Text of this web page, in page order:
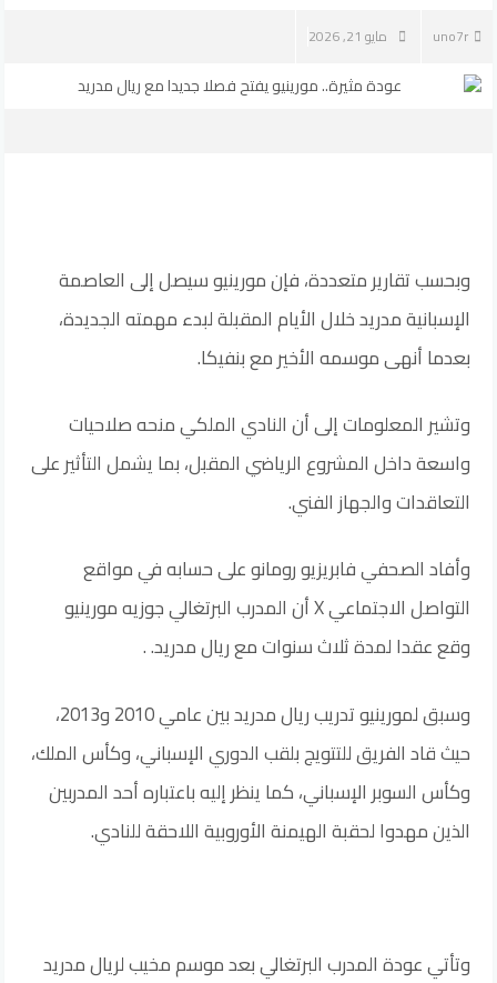
uno7r مايو 21, 2026
وبحسب تقارير متعددة، فإن مورينيو سيصل إلى العاصمة
الإسبانية مدريد خلال الأيام المقبلة لبدء مهمته الجديدة،
بعدما أنهى موسمه الأخير مع بنفيكا.
وتشير المعلومات إلى أن النادي الملكي منحه صلاحيات
واسعة داخل المشروع الرياضي المقبل، بما يشمل التأثير على
التعاقدات والجهاز الفني.
وأفاد الصحفي فابريزيو رومانو على حسابه في مواقع
التواصل الاجتماعي X أن المدرب البرتغالي جوزيه مورينيو
وقع عقدا لمدة ثلاث سنوات مع ريال مدريد. .
وسبق لمورينيو تدريب ريال مدريد بين عامي 2010 و2013،
حيث قاد الفريق للتتويج بلقب الدوري الإسباني، وكأس الملك،
وكأس السوبر الإسباني، كما ينظر إليه باعتباره أحد المدربين
الذين مهدوا لحقبة الهيمنة الأوروبية اللاحقة للنادي.
وتأتي عودة المدرب البرتغالي بعد موسم مخيب لريال مدريد